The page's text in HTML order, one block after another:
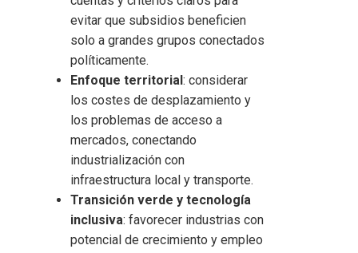
evitar que subsidios beneficien
solo a grandes grupos conectados
políticamente.
Enfoque territorial: considerar
los costes de desplazamiento y
los problemas de acceso a
mercados, conectando
industrialización con
infraestructura local y transporte.
Transición verde y tecnologí­a
inclusiva: favorecer industrias con
potencial de crecimiento y empleo